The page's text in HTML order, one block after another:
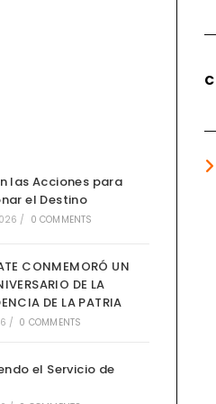
las Acciones para
el Destino
/ 0 COMMENTS
CONMEMORÓ UN
DE LA
DE LA PATRIA
/ 0 COMMENTS
el Servicio de